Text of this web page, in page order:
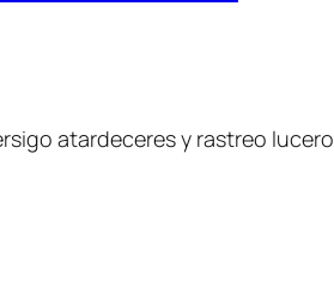
atardeceres y rastreo